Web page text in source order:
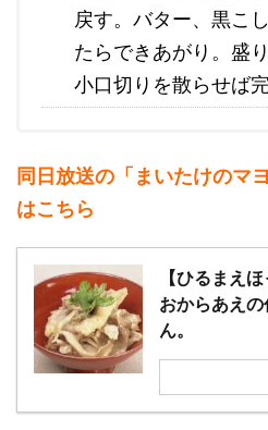
戻す。バター、黒こ
たらできあがり。盛
小口切りを散らせば完
同日放送の「まいたけのマ
はこちら
【ひるまえ
おからあえ
ん。